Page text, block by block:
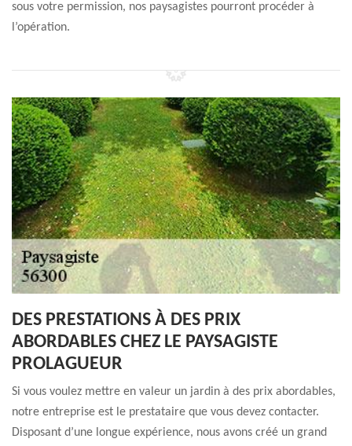
sous votre permission, nos paysagistes pourront procéder à
l’opération.
DES PRESTATIONS À DES PRIX
ABORDABLES CHEZ LE PAYSAGISTE
PROLAGUEUR
Si vous voulez mettre en valeur un jardin à des prix abordables,
notre entreprise est le prestataire que vous devez contacter.
Disposant d’une longue expérience, nous avons créé un grand